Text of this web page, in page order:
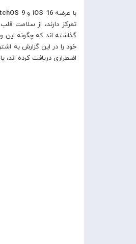
با عرضهiOS 16 و9
تمرکز دارند، از سلامت
گذاشته اند که چگونه این
خود را در این گزارش به
اضطراری دریافت کرده